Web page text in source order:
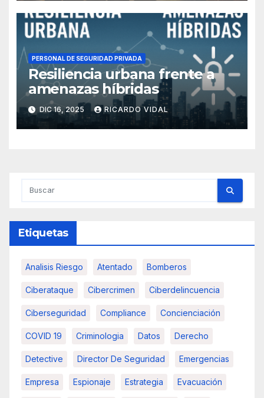
PERSONAL DE SEGURIDAD PRIVADA
Resiliencia urbana frente a
amenazas híbridas
DIC 16, 2025 RICARDO VIDAL
Etiquetas
Analisis Riesgo Atentado Bomberos
Ciberataque Cibercrimen Ciberdelincuencia
Ciberseguridad Compliance Concienciación
COVID 19 Criminologia Datos Derecho
Detective Director De Seguridad Emergencias
Empresa Espionaje Estrategia Evacuación